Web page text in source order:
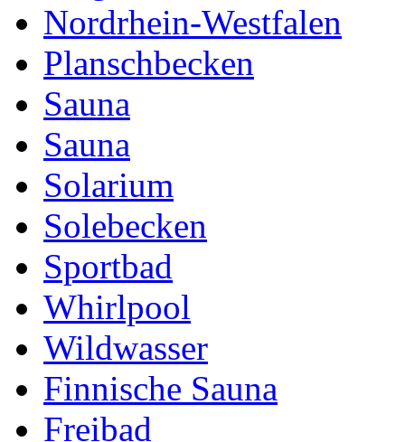
Nordrhein-Westfalen
Planschbecken
Sauna
Sauna
Solarium
Solebecken
Sportbad
Whirlpool
Wildwasser
Finnische Sauna
Freibad